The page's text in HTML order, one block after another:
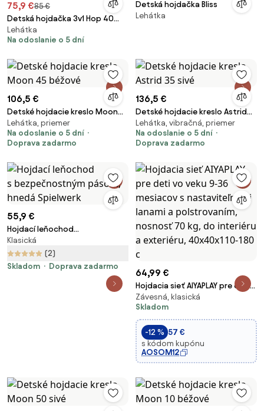
75,9 €85 €
Detská hojdačka 3v1 Hop 40
sivá / biela
Lehátka
Na odoslanie o 5 dní
Detská hojdačka Bliss
Lehátka
106,5 €
Detské hojdacie kreslo Moon
45 béžové
Lehátka, priemer
Na odoslanie o 5 dní
Doprava zadarmo
136,5 €
Detské hojdacie kreslo Astrid
35 sivé
Lehátka, vibračná, priemer
Na odoslanie o 5 dní
Doprava zadarmo
55,9 €
Hojdací leňochod
s bezpečnostným pásom,
hnedá Spielwerk
Klasická
(2)
Skladom
Doprava zadarmo
64,99 €
Hojdacia sieť AIYAPLAY pre deti
vo veku 9-36 mesiacov s
nastaviteľnými lanami a
polstrovaním, nosnosť 70 kg,
do interiéru a exteriéru,
40x40x110-180 c
Závesná, klasická
Skladom
-12 % 57 €
s kódom kupónu
AOSOM12